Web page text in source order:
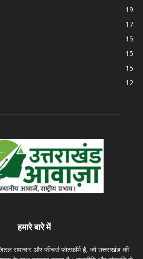
19
17
15
15
15
12
हमारे बारे में
समाचार और फीचर्स प्लेटफ़ॉर्म है, जो उत्तराखंड की